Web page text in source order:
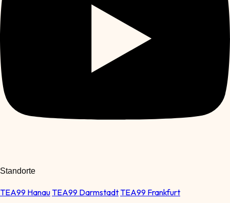
Standorte
TEA99 HanauTEA99 DarmstadtTEA99 Frankfurt